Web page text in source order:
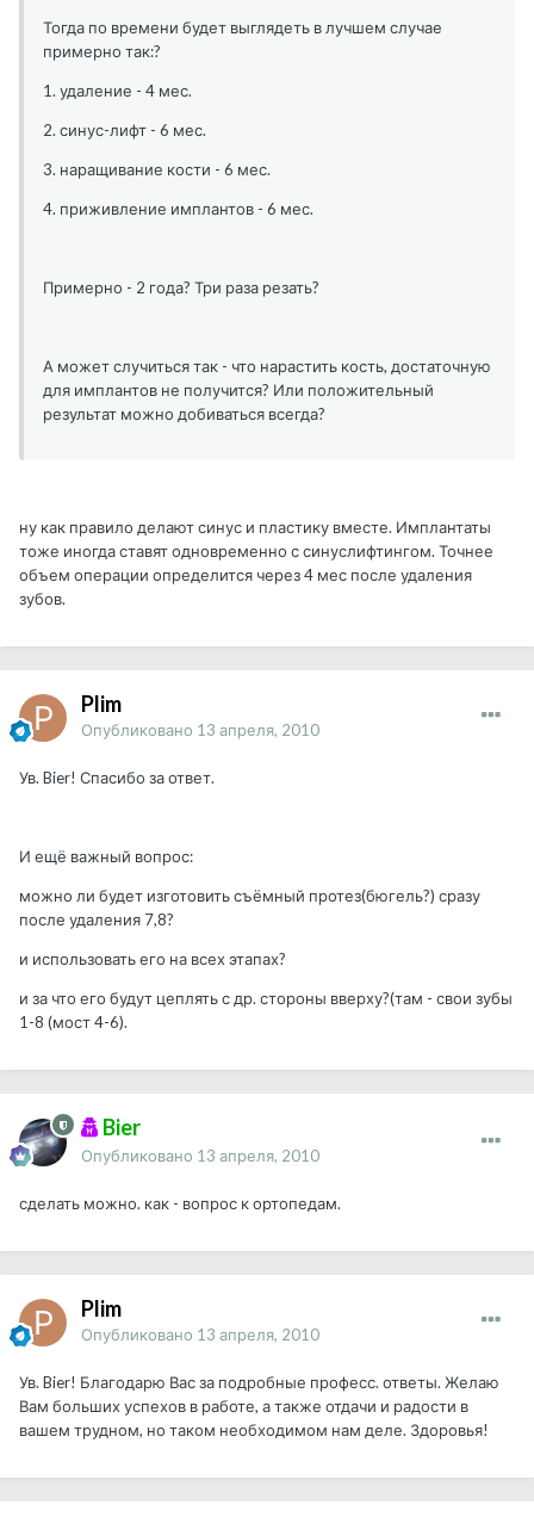
Тогда по времени будет выглядеть в лучшем случае
примерно так:?
1. удаление - 4 мес.
2. синус-лифт - 6 мес.
3. наращивание кости - 6 мес.
4. приживление имплантов - 6 мес.
Примерно - 2 года? Три раза резать?
А может случиться так - что нарастить кость, достаточную
для имплантов не получится? Или положительный
результат можно добиваться всегда?
ну как правило делают синус и пластику вместе. Имплантаты
тоже иногда ставят одновременно с синуслифтингом. Точнее
объем операции определится через 4 мес после удаления
зубов.
Plim
Опубликовано 13 апреля, 2010
Ув. Bier! Спасибо за ответ.
И ещё важный вопрос:
можно ли будет изготовить съёмный протез(бюгель?) сразу
после удаления 7,8?
и использовать его на всех этапах?
и за что его будут цеплять с др. стороны вверху?(там - свои зубы
1-8 (мост 4-6).
Bier
Опубликовано 13 апреля, 2010
сделать можно. как - вопрос к ортопедам.
Plim
Опубликовано 13 апреля, 2010
Ув. Bier! Благодарю Вас за подробные професс. ответы. Желаю
Вам больших успехов в работе, а также отдачи и радости в
вашем трудном, но таком необходимом нам деле. Здоровья!